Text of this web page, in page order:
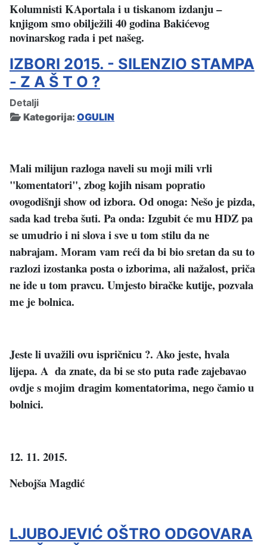
Kolumnisti KAportala i u tiskanom izdanju –
knjigom smo obilježili 40 godina Bakićevog
novinarskog rada i pet našeg.
IZBORI 2015. - SILENZIO STAMPA
- Z A Š T O ?
Detalji
Kategorija: OGULIN
Mali milijun razloga naveli su moji mili vrli
"komentatori", zbog kojih nisam popratio
ovogodišnji show od izbora. Od onoga: Nešo je pizda,
sada kad treba šuti. Pa onda: Izgubit će mu HDZ pa
se umudrio i ni slova i sve u tom stilu da ne
nabrajam. Moram vam reći da bi bio sretan da su to
razlozi izostanka posta o izborima, ali nažalost, priča
ne ide u tom pravcu. Umjesto biračke kutije, pozvala
me je bolnica.
Jeste li uvažili ovu ispričnicu ?. Ako jeste, hvala
lijepa. A da znate, da bi se sto puta rađe zajebavao
ovdje s mojim dragim komentatorima, nego čamio u
bolnici.
12. 11. 2015.
Nebojša Magdić
LJUBOJEVIĆ OŠTRO ODGOVARA